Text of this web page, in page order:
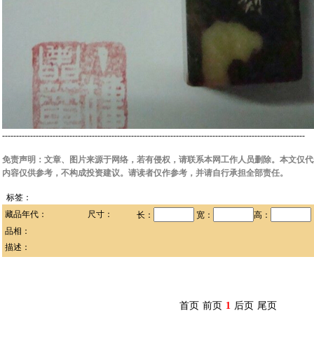
------------------------------------------------------------------------------------------------------------
免责声明：文章、图片来源于网络，若有侵权，请联系本网工作人员删除。本文仅
内容仅供参考，不构成投资建议。请读者仅作参考，并请自行承担全部责任。
标签：
藏品年代：
尺寸： 长： 宽：
高：
品相：
描述：
首页 前页 1 后页 尾页